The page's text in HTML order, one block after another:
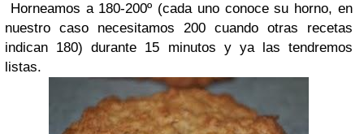
Horneamos a 180-200º (cada uno conoce su horno, en
nuestro caso necesitamos 200 cuando otras recetas
indican 180) durante 15 minutos y ya las tendremos
listas.